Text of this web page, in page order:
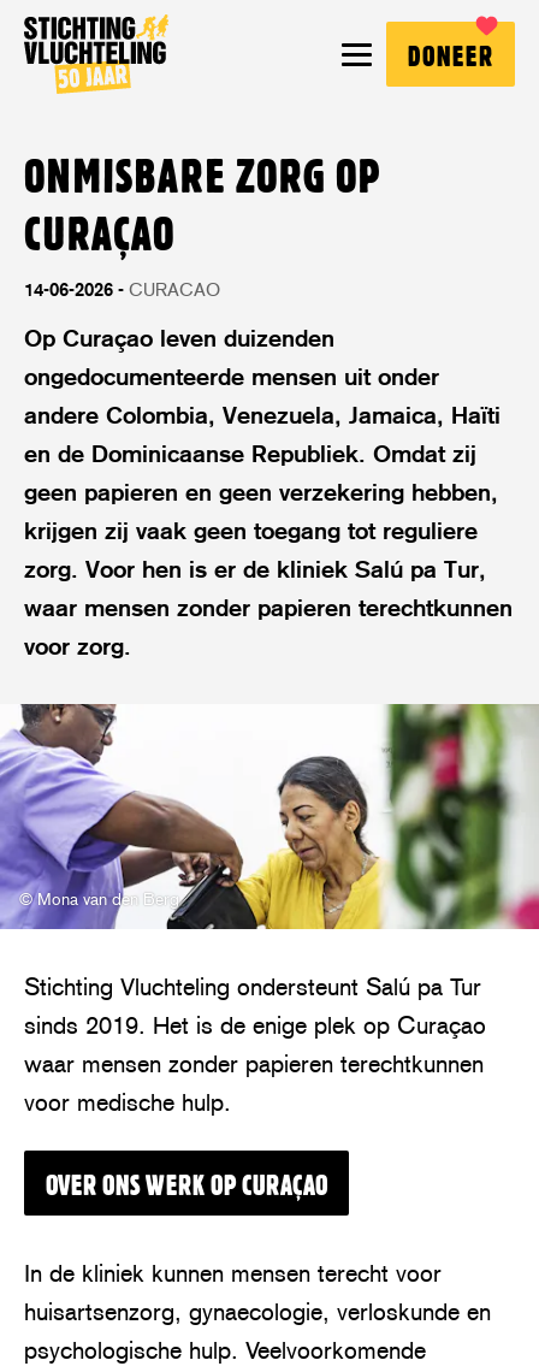
DONEER
ONMISBARE ZORG OP
CURAÇAO
14-06-2026 CURACAO
Op Curaçao leven duizenden
ongedocumenteerde mensen uit onder
andere Colombia, Venezuela, Jamaica, Haïti
en de Dominicaanse Republiek. Omdat zij
geen papieren en geen verzekering hebben,
krijgen zij vaak geen toegang tot reguliere
zorg. Voor hen is er de kliniek Salú pa Tur,
waar mensen zonder papieren terechtkunnen
voor zorg.
© Mona van den Berg
Stichting Vluchteling ondersteunt Salú pa Tur
sinds 2019. Het is de enige plek op Curaçao
waar mensen zonder papieren terechtkunnen
voor medische hulp.
OVER ONS WERK OP CURAÇAO
In de kliniek kunnen mensen terecht voor
huisartsenzorg, gynaecologie, verloskunde en
psychologische hulp. Veelvoorkomende